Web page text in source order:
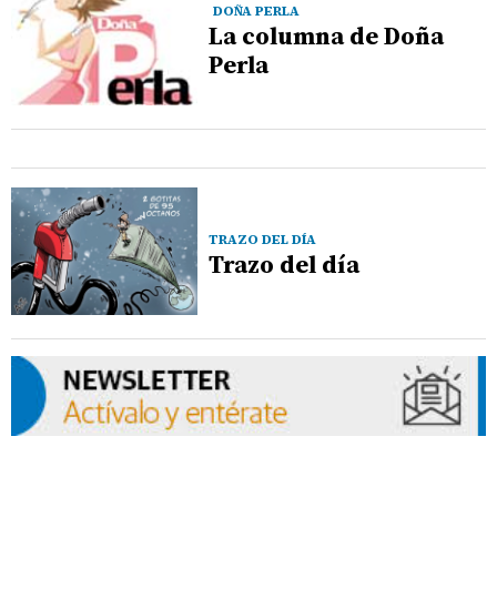
DOÑA PERLA
La columna de Doña
Perla
TRAZO DEL DÍA
Trazo del día